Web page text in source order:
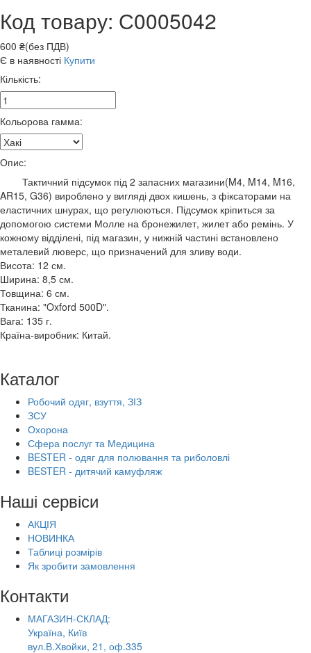
Код товару: С0005042
600 ₴(без ПДВ)
Є в наявності Купити
Кількість:
Кольорова гамма:
Опис:
Тактичний підсумок під 2 запасних магазини(M4, M14, M16,
AR15, G36) вироблено у вигляді двох кишень, з фіксаторами на
еластичних шнурах, що регулюються. Підсумок кріпиться за
допомогою системи Молле на бронежилет, жилет або ремінь. У
кожному відділені, під магазин, у нижній частині встановлено
металевий люверс, що призначений для зливу води.
Висота: 12 см.
Ширина: 8,5 см.
Товщина: 6 см.
Тканина: "Oxford 500D".
Вага: 135 г.
Країна-виробник: Китай.
Каталог
Робочий одяг, взуття, ЗІЗ
ЗСУ
Охорона
Сфера послуг та Медицина
BESTER - одяг для полювання та риболовлі
BESTER - дитячий камуфляж
Наші сервіси
АКЦІЯ
НОВИНКА
Таблиці розмірів
Як зробити замовлення
Контакти
МАГАЗИН-СКЛАД:
Україна, Київ
вул.В.Хвойки, 21, оф.335